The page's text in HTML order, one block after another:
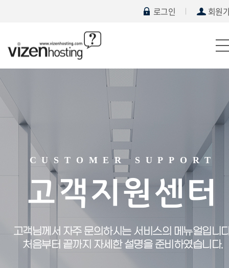
로그인 회원
CUSTOMER SUPPORT
고객지원센터
고객님께서 자주 문의하시는 서비스의 메뉴얼입니
처음부터 끝까지 자세한 설명을 준비하였습니다.